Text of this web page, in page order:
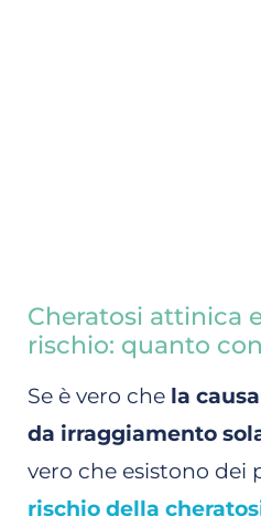
Cheratosi attinica
rischio: quanto
Se è vero che la
da irraggiamento
vero che esistono dei
rischio della